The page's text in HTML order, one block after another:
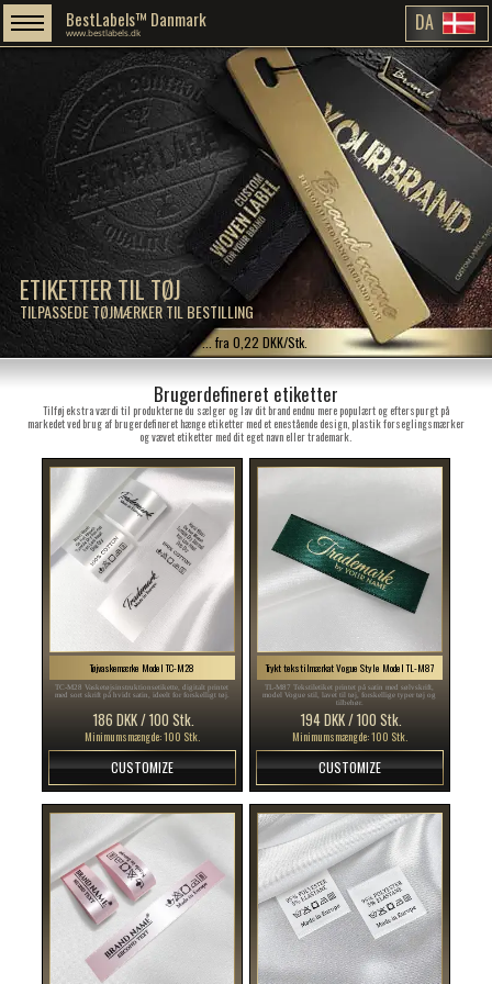
ETIKETTER TIL TØJ
TILPASSEDE TØJMÆRKER TIL BESTILLING
BestLabels™ Danmark
www.bestlabels.dk DA
... fra 0,22 DKK/Stk.
Brugerdefineret etiketter
Tilføj ekstra værdi til produkterne du sælger og lav dit brand endnu mere populært og efterspurgt på
markedet ved brug af brugerdefineret hænge etiketter med et enestående design, plastik forseglingsmærker
og vævet etiketter med dit eget navn eller trademark.
Tøjvaskemærke Model TC-M28
TC-M28 Vasketøjsinstruktionsetikette, digitalt printet
med sort skrift på hvidt satin, ideelt for forskelligt tøj.
186 DKK / 100 Stk.
Minimumsmængde: 100 Stk.
CUSTOMIZE
Trykt tekstilmærkat Vogue Style Model TL-M87
TL-M87 Tekstiletiket printet på satin med sølvskrift,
model Vogue stil, lavet til tøj, forskellige typer tøj og
tilbehør.
194 DKK / 100 Stk.
Minimumsmængde: 100 Stk.
CUSTOMIZE